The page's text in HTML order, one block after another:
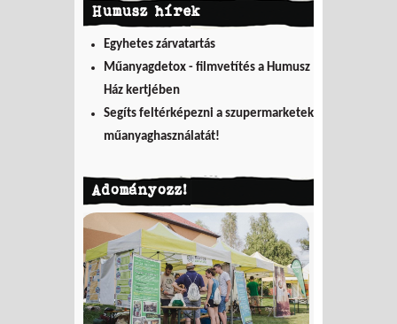
Humusz hírek
Egyhetes zárvatartás
Műanyagdetox - filmvetítés a Humusz
Ház kertjében
Segíts feltérképezni a szupermarketek
műanyaghasználatát!
Adományozz!